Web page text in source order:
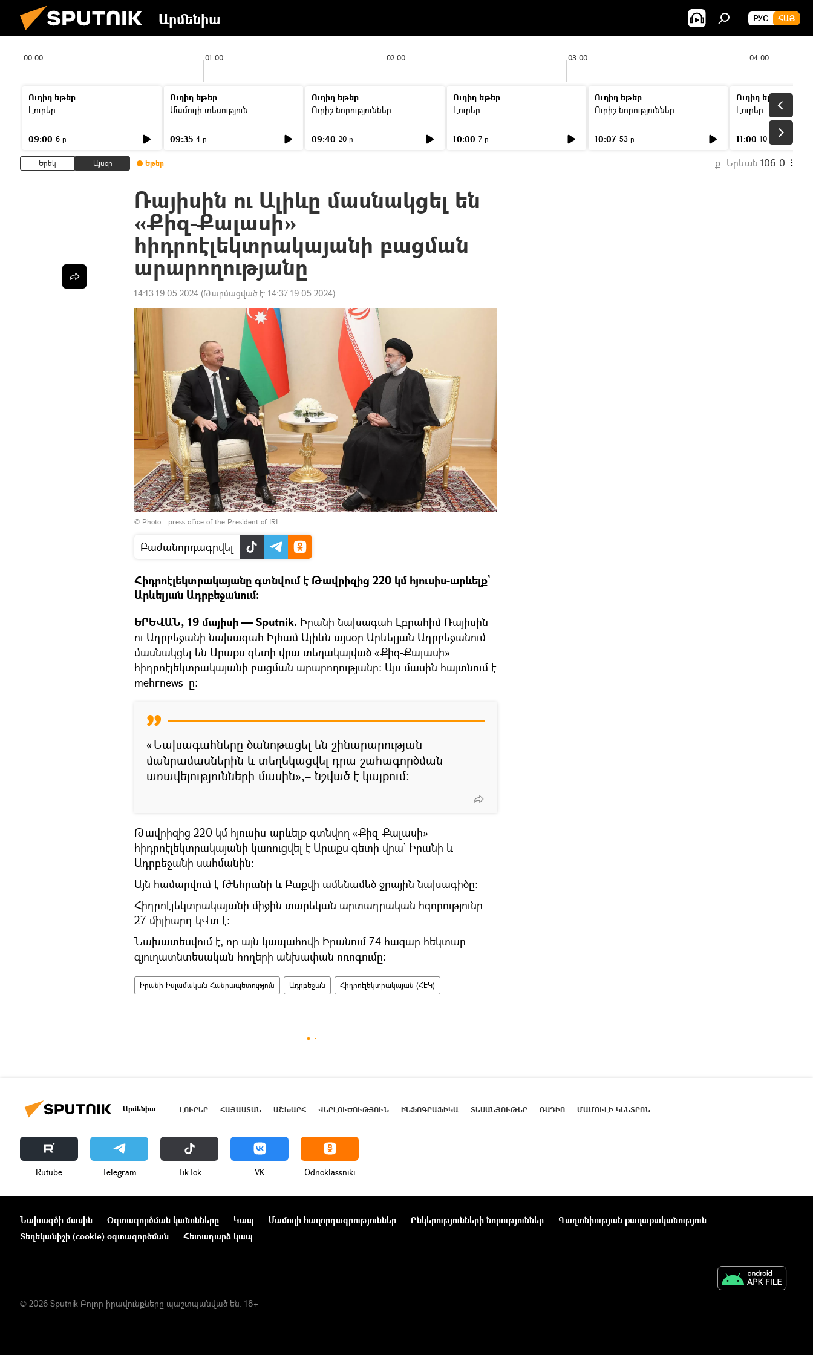
Արմենիա РУС ՀԱՅ
00:00 01:00 02:00 03:00 04:00
Ուղիղ եթեր
Լուրեր
09:00 6 ր
Ուղիղ եթեր
Մամուլի տեսություն
09:35 4 ր
Ուղիղ եթեր
Ուրիշ նորություններ
09:40 20 ր
Ուղիղ եթեր
Լուրեր
10:00 7 ր
Ուղիղ եթեր
Ուրիշ նորություններ
10:07 53 ր
Ուղիղ եթեր
Լուրեր
11:00 10 ր
Երեկ Այսօր Եթեր ք. Երևան 106.0
Ռայիսին ու Ալիևը մասնակցել են
«Քիզ-Քալասի»
հիդրոէլեկտրակայանի բացման
արարողությանը
14:13 19.05.2024 (Թարմացված է: 14:37 19.05.2024)
© Photo : press office of the President of IRI
Բաժանորդագրվել
Հիդրոէլեկտրակայանը գտնվում է Թավրիզից 220 կմ հյուսիս-արևելք`
Արևելյան Ադրբեջանում։
ԵՐԵՎԱՆ, 19 մայիսի — Sputnik. Իրանի նախագահ Էբրահիմ Ռայիսին
ու Ադրբեջանի նախագահ Իլհամ Ալիևն այսօր Արևելյան Ադրբեջանում
մասնակցել են Արաքս գետի վրա տեղակայված «Քիզ-Քալասի»
հիդրոէլեկտրակայանի բացման արարողությանը։ Այս մասին հայտնում է
mehrnews–ը։
«Նախագահները ծանոթացել են շինարարության
մանրամասներին և տեղեկացվել դրա շահագործման
առավելությունների մասին»,– նշված է կայքում։
Թավրիզից 220 կմ հյուսիս-արևելք գտնվող «Քիզ-Քալասի»
հիդրոէլեկտրակայանի կառուցվել է Արաքս գետի վրա՝ Իրանի և
Ադրբեջանի սահմանին։
Այն համարվում է Թեհրանի և Բաքվի ամենամեծ ջրային նախագիծը։
Հիդրոէլեկտրակայանի միջին տարեկան արտադրական հզորությունը
27 միլիարդ կՎտ է։
Նախատեսվում է, որ այն կապահովի Իրանում 74 հազար հեկտար
գյուղատնտեսական հողերի անխափան ոռոգումը։
Իրանի Իսլամական Հանրապետություն Ադրբեջան Հիդրոէլեկտրակայան (ՀԷԿ)
Արմենիա ԼՈՒՐԵՐ ՀԱՅԱՍՏԱՆ ԱՇԽԱՐՀ ՎԵՐԼՈՒԾՈՒԹՅՈՒՆ ԻՆՖՈԳՐԱՖԻԿԱ ՏԵՍԱՆՅՈՒԹԵՐ ՌԱԴԻՈ ՄԱՄՈՒԼԻ ԿԵՆՏՐՈՆ
Rutube Telegram ТikТоk VK Odnoklassniki
Նախագծի մասին Օգտագործման կանոնները Կապ Մամուլի հաղորդագրություններ Ընկերությունների նորություններ
Գաղտնիության քաղաքականություն
Տեղեկանիշի (cookie) օգտագործման
Հետադարձ կապ
© 2026 Sputnik Բոլոր իրավունքները պաշտպանված են. 18+